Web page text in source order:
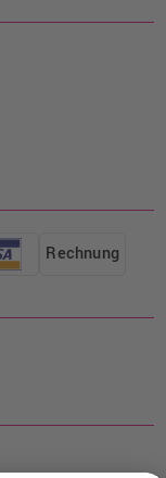
Rechnung